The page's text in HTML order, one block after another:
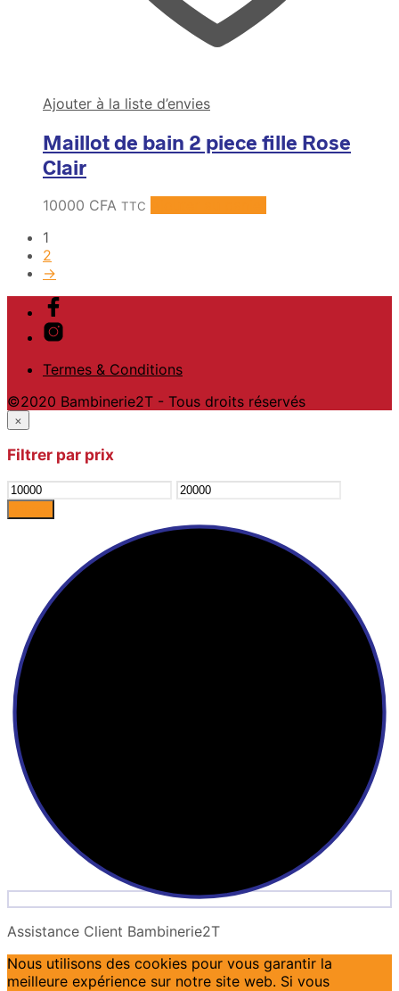
Ajouter à la liste d’envies
Maillot de bain 2 piece fille Rose
Clair
10000 CFA TTC
1
2
→
Termes & Conditions
©2020 Bambinerie2T - Tous droits réservés
×
Filtrer par prix
Prix
min
Prix
max
Assistance Client Bambinerie2T
Nous utilisons des cookies pour vous garantir la
meilleure expérience sur notre site web. Si vous